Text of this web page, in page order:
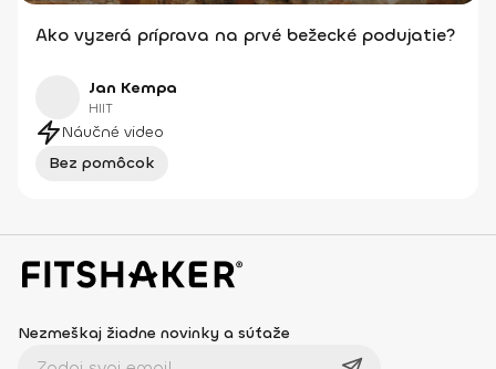
Ako vyzerá príprava na prvé bežecké podujatie?
Jan Kempa
HIIT
Náučné video
Bez pomôcok
Nezmeškaj žiadne novinky a súťaže